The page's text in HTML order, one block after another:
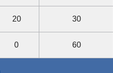
20 30
0 60